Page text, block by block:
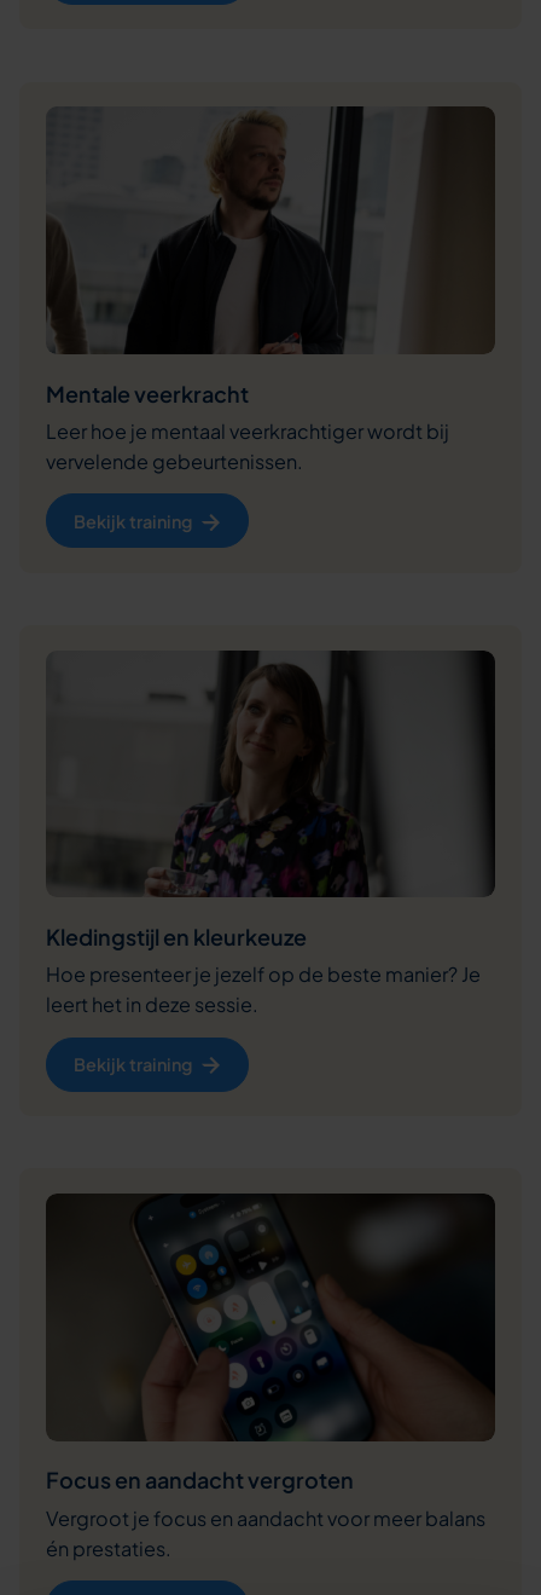
Mentale veerkracht
Leer hoe je mentaal veerkrachtiger wordt bij
vervelende gebeurtenissen.
Bekijk training
Kledingstijl en kleurkeuze
Hoe presenteer je jezelf op de beste manier? Je
leert het in deze sessie.
Bekijk training
Focus en aandacht vergroten
Vergroot je focus en aandacht voor meer balans
én prestaties.